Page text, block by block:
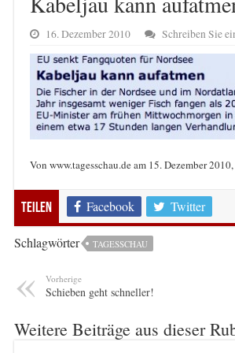
16. Dezember 2010 Schreiben Sie
Von www.tagesschau.de am 15. Dezember
Teilen Facebook Twitter
Schlagwörter TAGESSCHAU
Vorherige
Schieben geht schneller!
Weitere Beiträge aus dieser